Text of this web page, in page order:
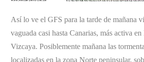
Así lo ve el GFS para la tarde de mañana
vaguada casi hasta Canarias, más activa
Vizcaya. Posiblemente mañana las
localizadas en la zona Norte peninsular,